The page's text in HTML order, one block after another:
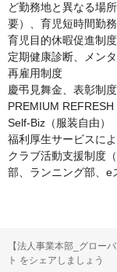
ど勤務地と異なる場
要）、育児短時間勤
育児目的休暇促進制
定期健康診断、メン
再雇用制度
慶弔見舞金、表彰制
PREMIUM REFRESH
Self-Biz（服装自由）
福利厚生サービスに
クラブ活動支援制度
部、ランニング部、e
【法人事業本部_グロー
ト をシェアしましょう